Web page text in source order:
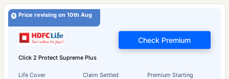
Price revising on 10th Aug
Click 2 Protect Supreme Plus
Life Cover Claim Settled Premium Starting
Check Premium